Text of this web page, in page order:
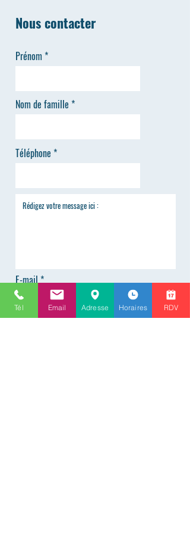
Nous contacter
Prénom
Nom de famille
Téléphone
E-mail
Tél Email Adresse Horaires RDV